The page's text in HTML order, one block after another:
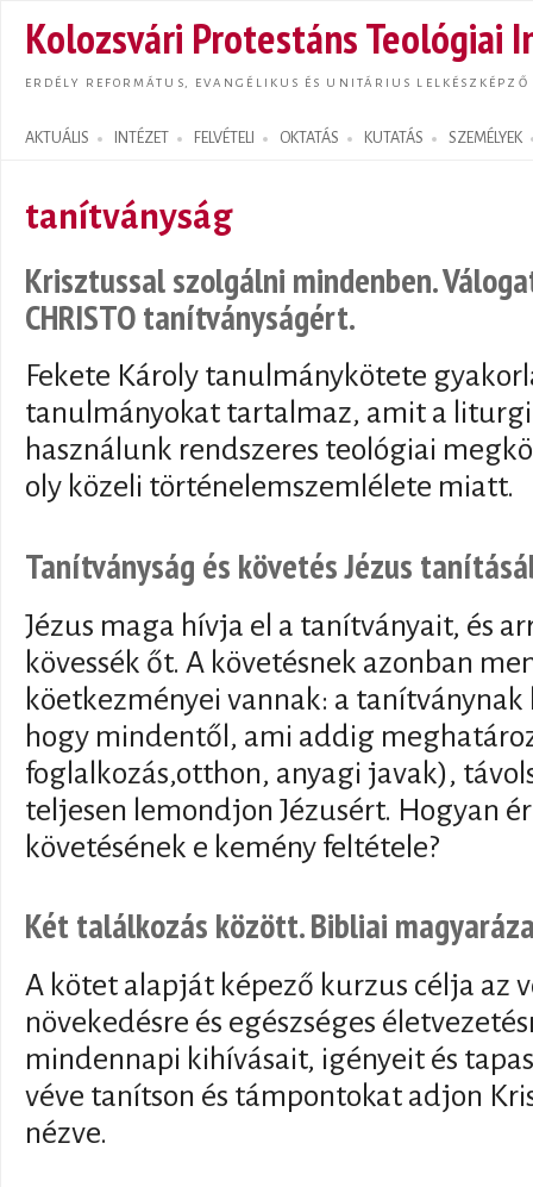
Kolozsvári Protestáns Teológiai
ERDÉLY REFORMÁTUS, EVANGÉLIKUS ÉS UNITÁRIUS LELKÉSZKÉPZŐ
AKTUÁLIS INTÉZET FELVÉTELI OKTATÁS KUTATÁS SZEMÉLYEK
Search form
tanítványság
Krisztussal szolgálni mindenben.
CHRISTO tanítványságért.
Fekete Károly tanulmánykötete
tanulmányokat tartalmaz, amit a
használunk rendszeres teológiai
oly közeli történelemszemlélete miatt.
Tanítványság és követés Jézus
Jézus maga hívja el a tanítványait, és
kövessék őt. A követésnek azonban
köetkezményei vannak: a
hogy mindentől, ami addig
foglalkozás,otthon, anyagi javak),
teljesen lemondjon Jézusért. Hogyan
követésének e kemény feltétele?
Két találkozás között. Bibliai
A kötet alapját képező kurzus célja az
növekedésre és egészséges
mindennapi kihívásait, igényeit és
véve tanítson és támpontokat adjon
nézve.